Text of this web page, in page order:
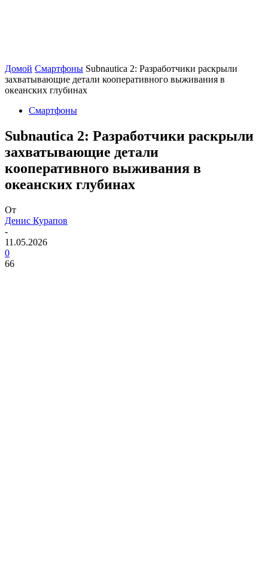
Домой Смартфоны Subnautica 2: Разработчики раскрыли
захватывающие детали кооперативного выживания в
океанских глубинах
Смартфоны
Subnautica 2: Разработчики раскрыли
захватывающие детали
кооперативного выживания в
океанских глубинах
От
Денис Курапов
-
11.05.2026
0
66